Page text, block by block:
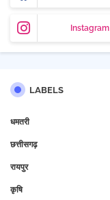
Instagram
LABELS
धमतरी
छत्तीसगढ़
रायपुर
कृषि